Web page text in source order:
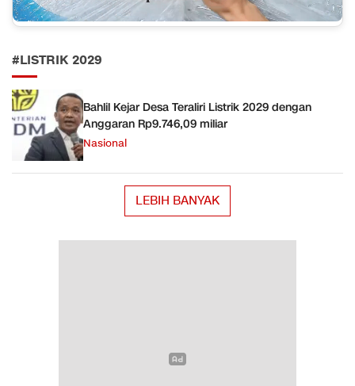
#LISTRIK 2029
Bahlil Kejar Desa Teraliri Listrik 2029 dengan
Anggaran Rp9.746,09 miliar
Nasional
LEBIH BANYAK